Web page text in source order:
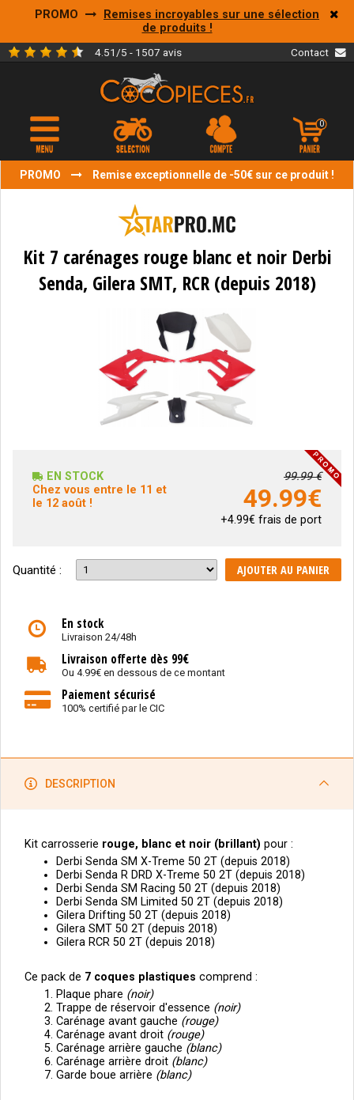
PROMO
Remises incroyables sur une sélection
de produits !
4.51/5 - 1507 avis Contact
0
PROMO Remise exceptionnelle de -50€ sur ce produit !
Kit 7 carénages rouge blanc et noir Derbi
Senda, Gilera SMT, RCR (depuis 2018)
EN STOCK
Chez vous entre le 11 et
le 12 août !
99.99 €
49.99€
+4.99€ frais de port
Quantité : AJOUTER AU PANIER
En stock
Livraison 24/48h
Livraison offerte dès 99€
Ou 4.99€ en dessous de ce montant
Paiement sécurisé
100% certifié par le CIC
DESCRIPTION
Kit carrosserie rouge, blanc et noir (brillant) pour :
Derbi Senda SM X-Treme 50 2T (depuis 2018)
Derbi Senda R DRD X-Treme 50 2T (depuis 2018)
Derbi Senda SM Racing 50 2T (depuis 2018)
Derbi Senda SM Limited 50 2T (depuis 2018)
Gilera Drifting 50 2T (depuis 2018)
Gilera SMT 50 2T (depuis 2018)
Gilera RCR 50 2T (depuis 2018)
Ce pack de 7 coques plastiques comprend :
Plaque phare (noir)
Trappe de réservoir d'essence (noir)
Carénage avant gauche (rouge)
Carénage avant droit (rouge)
Carénage arrière gauche (blanc)
Carénage arrière droit (blanc)
Garde boue arrière (blanc)